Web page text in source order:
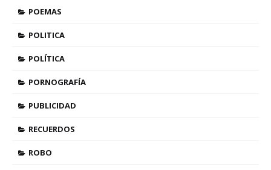
POEMAS
POLITICA
POLÍTICA
PORNOGRAFÍA
PUBLICIDAD
RECUERDOS
ROBO